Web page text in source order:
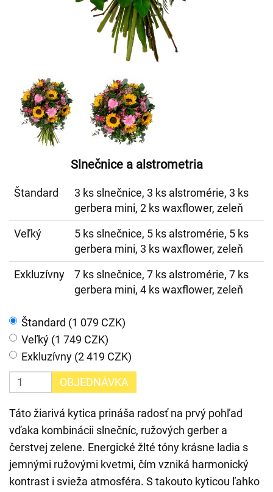
Slnečnice a alstrometria
Štandard
3 ks slnečnice, 3 ks alstromérie, 3 ks
gerbera mini, 2 ks waxflower, zeleň
Veľký
5 ks slnečnice, 5 ks alstromérie, 5 ks
gerbera mini, 3 ks waxflower, zeleň
Exkluzívny
7 ks slnečnice, 7 ks alstromérie, 7 ks
gerbera mini, 4 ks waxflower, zeleň
Štandard (1 079 CZK)
Veľký (1 749 CZK)
Exkluzívny (2 419 CZK)
OBJEDNÁVKA
Táto žiarivá kytica prináša radosť na prvý pohľad
vďaka kombinácii slnečníc, ružových gerber a
čerstvej zelene. Energické žlté tóny krásne ladia s
jemnými ružovými kvetmi, čím vzniká harmonický
kontrast i svieža atmosféra. S takouto kyticou ľahko